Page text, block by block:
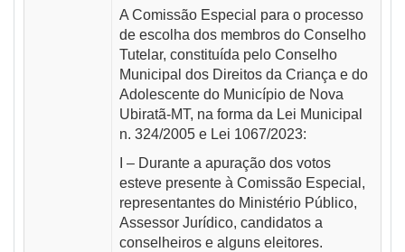
A Comissão Especial para o processo
de escolha dos membros do Conselho
Tutelar, constituída pelo Conselho
Municipal dos Direitos da Criança e do
Adolescente do Município de Nova
Ubiratã-MT, na forma da Lei Municipal
n. 324/2005 e Lei 1067/2023:
I – Durante a apuração dos votos
esteve presente à Comissão Especial,
representantes do Ministério Público,
Assessor Jurídico, candidatos a
conselheiros e alguns eleitores.